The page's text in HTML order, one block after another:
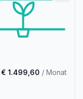
€ 1.499,60 / Monat